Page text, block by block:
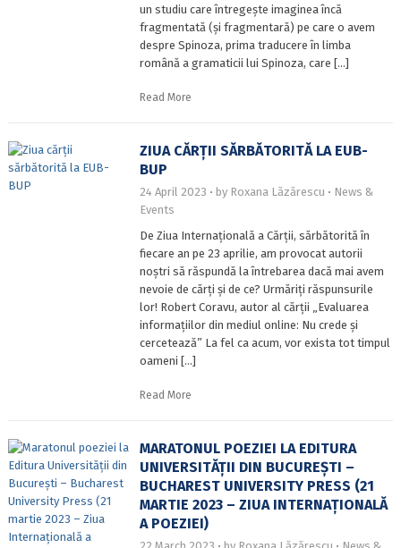
un studiu care întregește imaginea încă
fragmentată (și fragmentară) pe care o avem
despre Spinoza, prima traducere în limba
română a gramaticii lui Spinoza, care […]
Read More
ZIUA CĂRȚII SĂRBĂTORITĂ LA EUB-
BUP
24 April 2023 by Roxana Lăzărescu
News &
Events
De Ziua Internațională a Cărții, sărbătorită în
fiecare an pe 23 aprilie, am provocat autorii
noștri să răspundă la întrebarea dacă mai avem
nevoie de cărți și de ce? Urmăriți răspunsurile
lor! Robert Coravu, autor al cărții „Evaluarea
informațiilor din mediul online: Nu crede și
cercetează” La fel ca acum, vor exista tot timpul
oameni […]
Read More
MARATONUL POEZIEI LA EDITURA
UNIVERSITĂȚII DIN BUCUREȘTI –
BUCHAREST UNIVERSITY PRESS (21
MARTIE 2023 – ZIUA INTERNAȚIONALĂ
A POEZIEI)